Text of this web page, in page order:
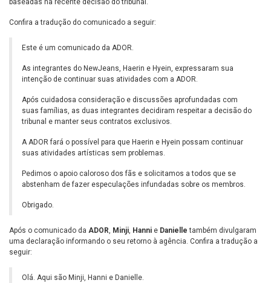
baseadas na recente decisão do tribunal.
Confira a tradução do comunicado a seguir:
Este é um comunicado da ADOR.
As integrantes do NewJeans, Haerin e Hyein, expressaram sua
intenção de continuar suas atividades com a ADOR.
Após cuidadosa consideração e discussões aprofundadas com
suas famílias, as duas integrantes decidiram respeitar a decisão do
tribunal e manter seus contratos exclusivos.
A ADOR fará o possível para que Haerin e Hyein possam continuar
suas atividades artísticas sem problemas.
Pedimos o apoio caloroso dos fãs e solicitamos a todos que se
abstenham de fazer especulações infundadas sobre os membros.
Obrigado.
Após o comunicado da ADOR, Minji, Hanni e Danielletambém divulgaram
uma declaração informando o seu retorno à agência. Confira a tradução a
seguir:
Olá. Aqui são Minji, Hanni e Danielle.